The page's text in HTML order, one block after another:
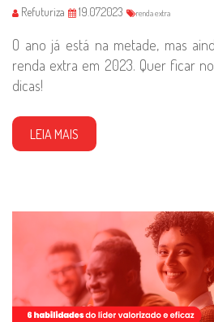
Refuturiza 19.07.2023 renda extra
O ano já está na metade, mas
renda extra em 2023. Quer ficar
dicas!
LEIA MAIS